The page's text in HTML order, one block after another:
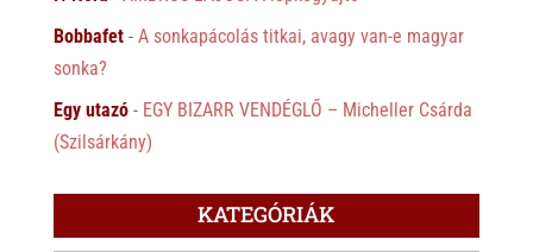
Bobbafet- A sonkapácolás titkai, avagy van-e magyar
sonka?
Egy utazó- EGY BIZARR VENDÉGLŐ – Micheller Csárda
(Szilsárkány)
KATEGÓRIÁK